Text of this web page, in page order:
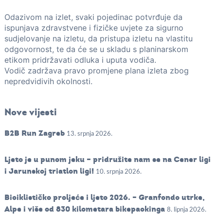
Odazivom na izlet, svaki pojedinac potvrđuje da
ispunjava zdravstvene i fizičke uvjete za sigurno
sudjelovanje na izletu, da pristupa izletu na vlastitu
odgovornost, te da će se u skladu s planinarskom
etikom pridržavati odluka i uputa vodiča.
Vodič zadržava pravo promjene plana izleta zbog
nepredvidivih okolnosti.
Nove vijesti
B2B Run Zagreb 13. srpnja 2026.
Ljeto je u punom jeku – pridružite nam se na Cener ligi
i Jarunskoj triatlon ligi! 10. srpnja 2026.
Biciklističko proljeće i ljeto 2026. – Granfondo utrke,
Alpe i više od 830 kilometara bikepackinga 8. lipnja 2026.